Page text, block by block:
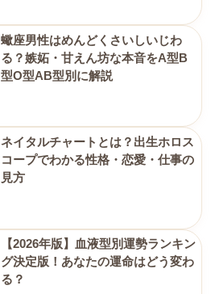
蠍座男性はめんどくさいしいじわ
る？嫉妬・甘えん坊な本音をA型B
型O型AB型別に解説
ネイタルチャートとは？出生ホロス
コープでわかる性格・恋愛・仕事の
見方
【2026年版】血液型別運勢ランキン
グ決定版！あなたの運命はどう変わ
る？